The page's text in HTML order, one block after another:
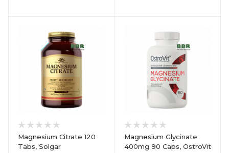
Magnesium Citrate 120
Tabs, Solgar
Magnesium Glycinate
400mg 90 Caps, OstroVit